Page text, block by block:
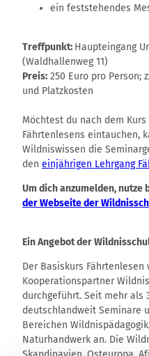
ein feststehendes
Treffpunkt: Haupteingang
(Waldhallenweg 11)
Preis: 250 Euro pro Person;
und Platzkosten
Möchtest du nach dem
Fährtenlesens eintauchen,
Wildniswissen die
den einjährigen Lehrgang
Um dich anzumelden, nutze
der Webseite der
Ein Angebot der
Der Basiskurs Fährtenlesen
Kooperationspartner
durchgeführt. Seit mehr als
deutschlandweit Seminare
Bereichen
Naturhandwerk an. Die